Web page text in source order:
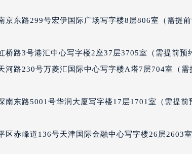
权店1楼君皇售后服务中心（需提前预约）
层602室君皇售后服务中心（需提前预约）
后服务中心（需提前预约）
货名表维修君皇售后服务中心（需提前预约）
后服务中心（需提前预约）
服务中心（需提前预约）
京东路299号宏伊国际广场写字楼8层806室（需提前
桥路3号港汇中心写字楼2座37层3705室（需提前预
河路230号万菱汇国际中心写字楼A塔7层704室（需
南东路5001号华润大厦写字楼17层1701室（需提前
区赤峰道136号天津国际金融中心写字楼26层2603室